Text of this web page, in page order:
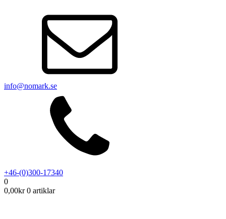
info@nomark.se
+46-(0)300-17340
0
0,00kr 0 artiklar